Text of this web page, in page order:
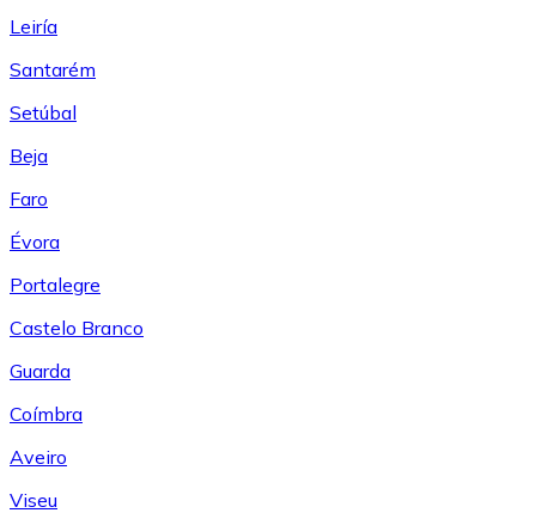
Leiría
Santarém
Setúbal
Beja
Faro
Évora
Portalegre
Castelo Branco
Guarda
Coímbra
Aveiro
Viseu